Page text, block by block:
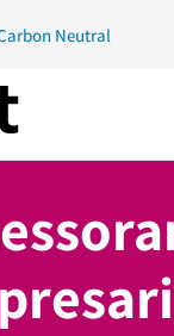
Neutral